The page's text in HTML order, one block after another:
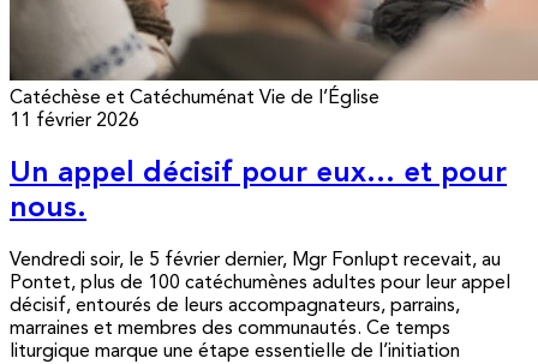
Catéchèse et Catéchuménat Vie de l’Église
11 février 2026
Un appel décisif pour eux… et pour
nous.
Vendredi soir, le 5 février dernier, Mgr Fonlupt recevait, au
Pontet, plus de 100 catéchumènes adultes pour leur appel
décisif, entourés de leurs accompagnateurs, parrains,
marraines et membres des communautés. Ce temps
liturgique marque une étape essentielle de l’initiation